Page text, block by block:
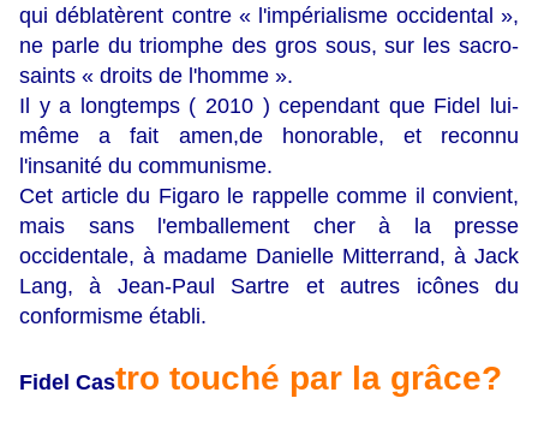
qui déblatèrent contre « l'impérialisme occidental »,
ne parle du triomphe des gros sous, sur les sacro-
saints « droits de l'homme ».
Il y a longtemps ( 2010 ) cependant que Fidel lui-
même a fait amen,de honorable, et reconnu
l'insanité du communisme.
Cet article du Figaro le rappelle comme il convient,
mais sans l'emballement cher à la presse
occidentale, à madame Danielle Mitterrand, à Jack
Lang, à Jean-Paul Sartre et autres icônes du
conformisme établi.
Fidel Castro touché par la grâce?